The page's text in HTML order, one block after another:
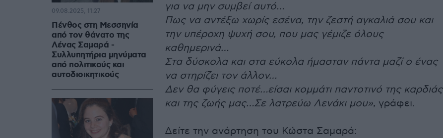
για να μην συμβεί αυτό…
Πως να αντέξω χωρίς εσένα, την ζεστή αγκαλιά σου και
την υπέροχη ψυχή σου, που μας γέμιζε όλους
καθημερινά…
Στα δύσκολα και στα εύκολα ήμασταν πάντα μαζί ο ένας
να στηρίζει τον άλλον…
Δεν θα φύγεις ποτέ…είσαι κομμάτι παντοτινό της καρδιάς
και της ζωής μας…Σε λατρεύω Λενάκι μου», γράφει.
Δείτε την ανάρτηση του Κώστα Σαμαρά:
Πένθος στη Μεσσηνία
από τον θάνατο της
Λένας Σαμαρά -
Συλλυπητήρια μηνύματα
από πολιτικούς και
αυτοδιοικητικούς
09.08.2025, 11:27